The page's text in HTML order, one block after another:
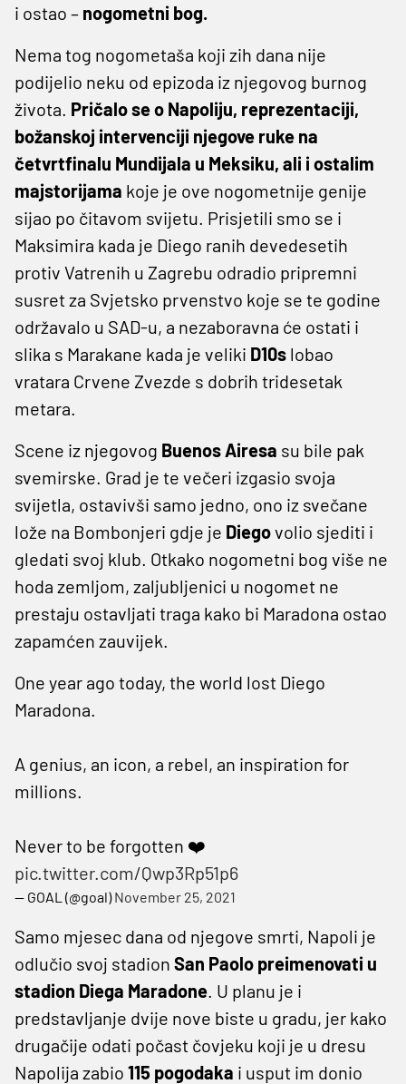
i ostao – nogometni bog.
Nema tog nogometaša koji zih dana nije
podijelio neku od epizoda iz njegovog burnog
života. Pričalo se o Napoliju, reprezentaciji,
božanskoj intervenciji njegove ruke na
četvrtfinalu Mundijala u Meksiku, ali i ostalim
majstorijama koje je ove nogometnije genije
sijao po čitavom svijetu. Prisjetili smo se i
Maksimira kada je Diego ranih devedesetih
protiv Vatrenih u Zagrebu odradio pripremni
susret za Svjetsko prvenstvo koje se te godine
održavalo u SAD-u, a nezaboravna će ostati i
slika s Marakane kada je veliki D10s lobao
vratara Crvene Zvezde s dobrih tridesetak
metara.
Scene iz njegovog Buenos Airesa su bile pak
svemirske. Grad je te večeri izgasio svoja
svijetla, ostavivši samo jedno, ono iz svečane
lože na Bombonjeri gdje je Diegovolio sjediti i
gledati svoj klub. Otkako nogometni bog više ne
hoda zemljom, zaljubljenici u nogomet ne
prestaju ostavljati traga kako bi Maradona ostao
zapamćen zauvijek.
One year ago today, the world lost Diego
Maradona.
A genius, an icon, a rebel, an inspiration for
millions.
Never to be forgotten ❤️
pic.twitter.com/Qwp3Rp51p6
— GOAL (@goal)November 25, 2021
Samo mjesec dana od njegove smrti, Napoli je
odlučio svoj stadion San Paolo preimenovati u
stadion Diega Maradone. U planu je i
predstavljanje dvije nove biste u gradu, jer kako
drugačije odati počast čovjeku koji je u dresu
Napolija zabio 115 pogodaka i usput im donio